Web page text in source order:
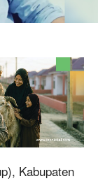
Kabupaten